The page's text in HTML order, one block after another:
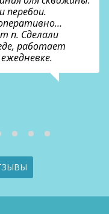
перебои.
п. Сделали
работает